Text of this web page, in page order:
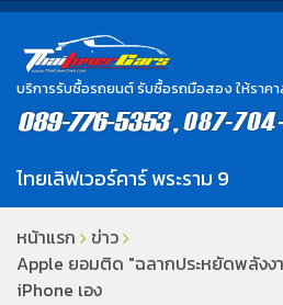
บริการรับซื้อรถยนต์ รับซื้อรถมือสอง ให้ราค
หน้าแรก
ข่าว
Apple ยอมติด "ฉลากประหยัดพลังง
iPhone เอง